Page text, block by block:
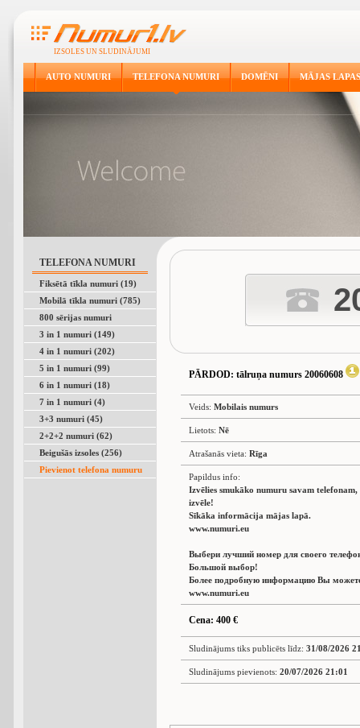
IZSOLES UN SLUDINĀJUMI
AUTO NUMURI TELEFONA NUMURI DOMĒNI MĀJAS LAPAS
TELEFONA NUMURI
Fiksētā tīkla numuri (19)
Mobilā tīkla numuri (785)
800 sērijas numuri
3 in 1 numuri (149)
4 in 1 numuri (202)
5 in 1 numuri (99)
6 in 1 numuri (18)
7 in 1 numuri (4)
3+3 numuri (45)
2+2+2 numuri (62)
Beigušās izsoles (256)
Pievienot telefona numuru
PĀRDOD: tālruņa numurs 20060608
Veids: Mobilais numurs
Lietots: Nē
Atrašanās vieta: Rīga
Papildus info:
Izvēlies smukāko numuru savam
izvēle!
Sīkāka informācija mājas lapā.
www.numuri.eu
Выбери лучший номер для своего
Большой выбор!
Более подробную информацию Вы
www.numuri.eu
Cena: 400 €
Sludinājums tiks publicēts līdz: 31/08/2026
Sludinājums pievienots: 20/07/2026 21:01